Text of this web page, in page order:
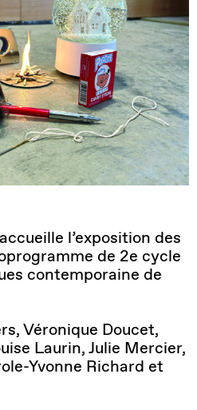
l’exposition des
de 2e cycle
contemporaine de
Véronique Doucet,
Laurin, Julie Mercier,
Yvonne Richard et